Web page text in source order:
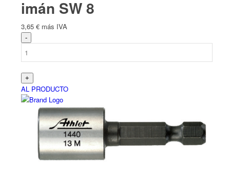
imán SW 8
3,65 € más IVA
AL PRODUCTO